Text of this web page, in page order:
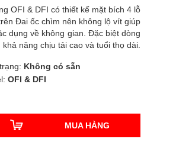
OFI & DFI có thiết kế mặt bích 4 lỗ
Đai ốc chìm nên không lộ vít giúp
dụng về không gian. Đặc biệt dòng
năng chịu tải cao và tuổi thọ dài.
Không có sẵn
OFI & DFI
MUA HÀNG